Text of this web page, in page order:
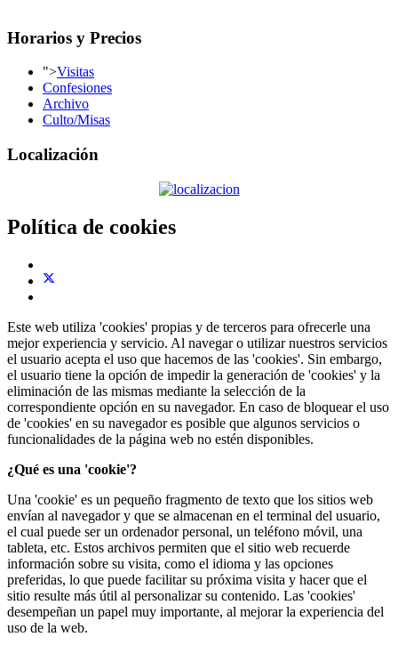
Horarios y Precios
">Visitas
Confesiones
Archivo
Culto/Misas
Localización
Política de cookies
Este web utiliza 'cookies' propias y de terceros para ofrecerle una
mejor experiencia y servicio. Al navegar o utilizar nuestros servicios
el usuario acepta el uso que hacemos de las 'cookies'. Sin embargo,
el usuario tiene la opción de impedir la generación de 'cookies' y la
eliminación de las mismas mediante la selección de la
correspondiente opción en su navegador. En caso de bloquear el uso
de 'cookies' en su navegador es posible que algunos servicios o
funcionalidades de la página web no estén disponibles.
¿Qué es una 'cookie'?
Una 'cookie' es un pequeño fragmento de texto que los sitios web
envían al navegador y que se almacenan en el terminal del usuario,
el cual puede ser un ordenador personal, un teléfono móvil, una
tableta, etc. Estos archivos permiten que el sitio web recuerde
información sobre su visita, como el idioma y las opciones
preferidas, lo que puede facilitar su próxima visita y hacer que el
sitio resulte más útil al personalizar su contenido. Las 'cookies'
desempeñan un papel muy importante, al mejorar la experiencia del
uso de la web.